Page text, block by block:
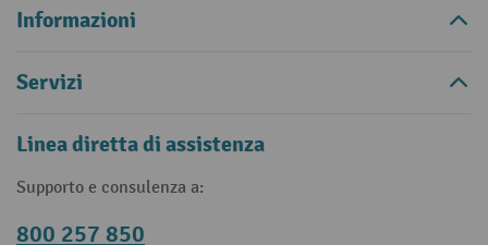
Informazioni
Servizi
Linea diretta di assistenza
Supporto e consulenza a:
800 257 850